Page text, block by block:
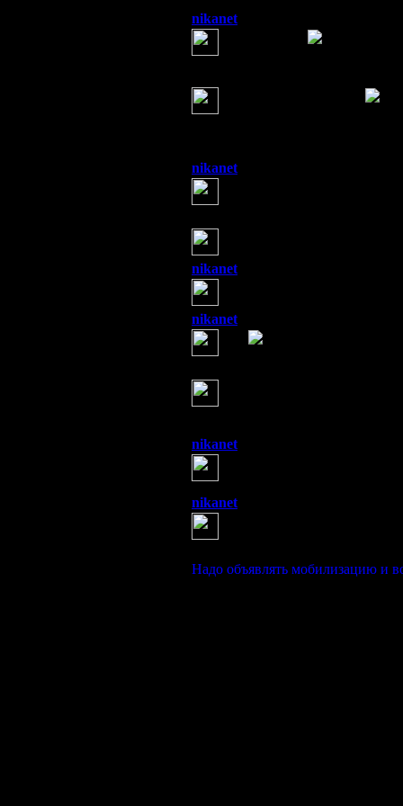
nikanet
nikanet
nikanet
nikanet
nikanet
nikanet
Надо объявлять мобилизацию